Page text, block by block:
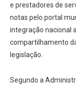
e prestadores de
notas pelo portal
integração nacional
compartilhamento
legislação.
Segundo a